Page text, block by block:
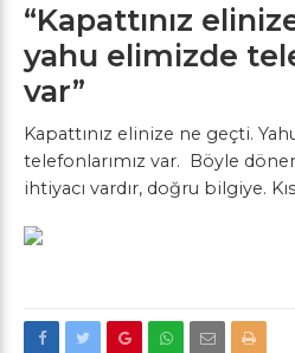
“Kapattınız
yahu elimizde
var”
Kapattınız elinize ne geçti.
telefonlarımız var. Böyle
ihtiyacı vardır, doğru bilgiye.